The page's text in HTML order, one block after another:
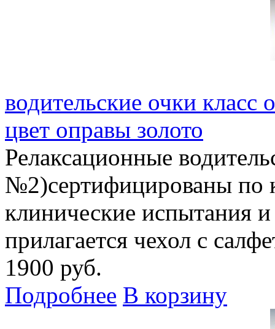
водительские очки
цвет оправы золото
Релаксационные
№2)сертифицированы по
клинические испытания
прилагается чехол с
1900 руб.
Подробнее В корзину